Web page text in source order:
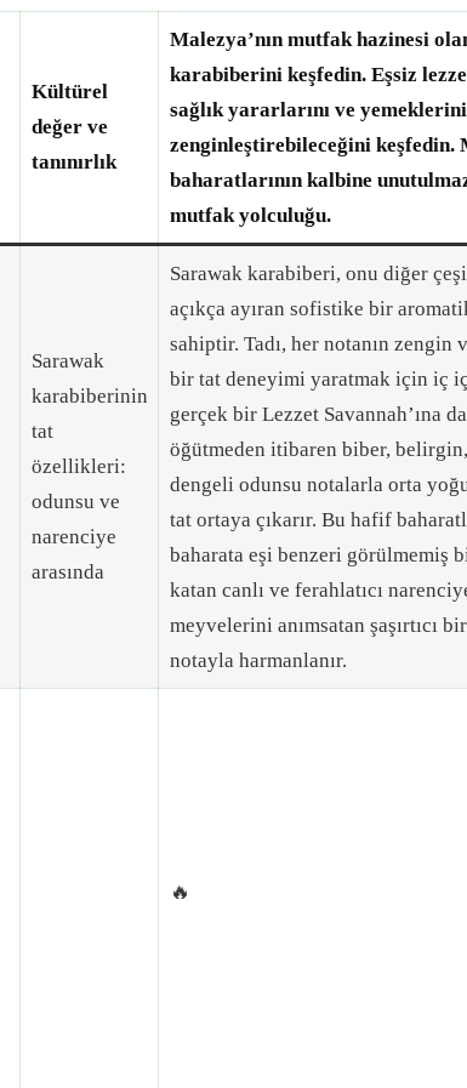
Kültürel
değer ve
tanınırlık
Malezya’nın mutfak hazinesi
karabiberini keşfedin. Eşsiz
sağlık yararlarını ve
zenginleştirebileceğini keşfedin.
baharatlarının kalbine
mutfak yolculuğu.
Sarawak
karabiberinin
tat
özellikleri:
odunsu ve
narenciye
arasında
Sarawak karabiberi, onu diğer
açıkça ayıran sofistike bir
sahiptir. Tadı, her notanın zengin
bir tat deneyimi yaratmak için iç
gerçek bir Lezzet Savannah’ına
öğütmeden itibaren biber,
dengeli odunsu notalarla orta
tat ortaya çıkarır. Bu hafif
baharata eşi benzeri görülmemiş
katan canlı ve ferahlatıcı
meyvelerini anımsatan şaşırtıcı
notayla harmanlanır.
🔥